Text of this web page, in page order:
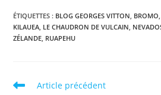
ÉTIQUETTES : BLOG GEORGES VITTON BROMO
KILAUEA LE CHAUDRON DE VULCAIN
ZÉLANDE RUAPEHU
Read
Article précédent